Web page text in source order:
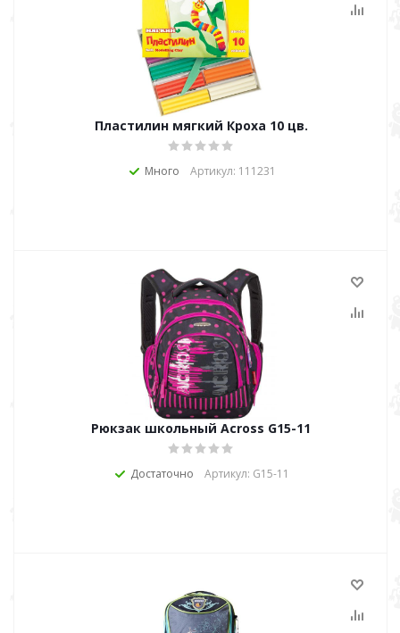
Пластилин мягкий Кроха 10 цв.
Много Артикул: 111231
Рюкзак школьный Across G15-11
Достаточно Артикул: G15-11